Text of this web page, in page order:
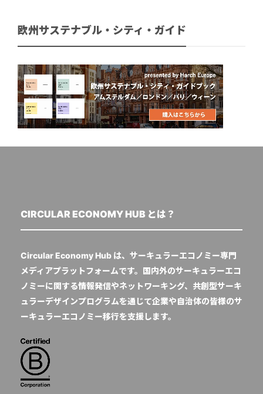
欧州サステナブル・シティ・ガイド
CIRCULAR ECONOMY HUB とは？
Circular Economy Hub は、サーキュラーエコノミー専門
メディアプラットフォームです。国内外のサーキュラーエコ
ノミーに関する情報発信やネットワーキング、共創型サーキ
ュラーデザインプログラムを通じて企業や自治体の皆様のサ
ーキュラーエコノミー移行を支援します。